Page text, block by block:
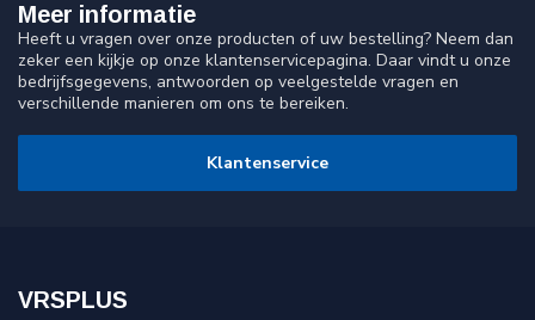
Meer informatie
Heeft u vragen over onze producten of uw bestelling? Neem dan
zeker een kijkje op onze klantenservicepagina. Daar vindt u onze
bedrijfsgegevens, antwoorden op veelgestelde vragen en
verschillende manieren om ons te bereiken.
Klantenservice
VRSPLUS